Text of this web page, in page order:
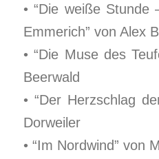
• “Die weiße
Emmerich” von Alex
• “Die Muse des
Beerwald
• “Der Herzschlag
Dorweiler
• “Im Nordwind” von